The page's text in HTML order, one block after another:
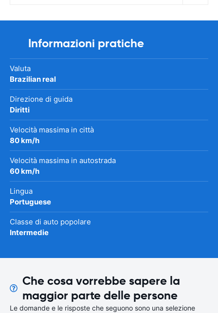
Informazioni pratiche
Valuta
Brazilian real
Direzione di guida
Diritti
Velocità massima in città
80 km/h
Velocità massima in autostrada
60 km/h
Lingua
Portuguese
Classe di auto popolare
Intermedie
Che cosa vorrebbe sapere la
maggior parte delle persone
Le domande e le risposte che seguono sono una selezione